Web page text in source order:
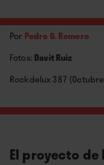
Por Pedro G. Romero
Fotos: Davit Ruiz
Rockdelux 387
El proyecto de